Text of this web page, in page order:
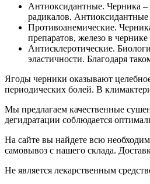
Антиоксидантные. Черника –
радикалов. Антиоксидантные
Противоанемические.
препаратов, железо в
Антисклеротические.
эластичности. Благодаря
Ягоды черники оказывают
периодических болей. В
Мы предлагаем качественные
дегидратации соблюдается
На сайте вы найдете всю
самовывоз с нашего склада.
Не является лекарственным